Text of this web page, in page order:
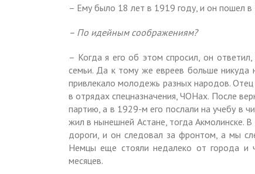
– Ему было 18 лет в 1919 году, и он пошел
– По идейным соображениям?
– Когда я его об этом спросил, он
семьи. Да к тому же евреев больше никуда
привлекало молодежь разных народов.
в отрядах спецназначения, ЧОНах. После
партию, а в 1929-м его послали на учебу в
жил в нынешней Астане, тогда Акмолинске.
дороги, и он следовал за фронтом, а мы
Немцы еще стояли недалеко от города и
месяцев.